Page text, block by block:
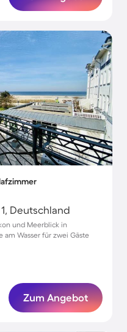
Deutschland
und Meerblick in
am Wasser für zwei Gäste
Zum Angebot